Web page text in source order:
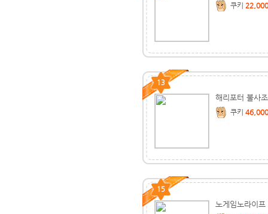
쿠키 22,000
13
해리포터 불사
쿠키 46,000
15
노게임노라이프